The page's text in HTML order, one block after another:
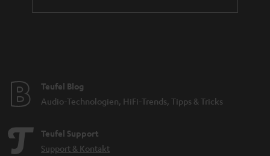
Teufel Blog
Audio-Technologien, HiFi-Trends, Tipps & Tricks
Teufel Support
Support & Kontakt